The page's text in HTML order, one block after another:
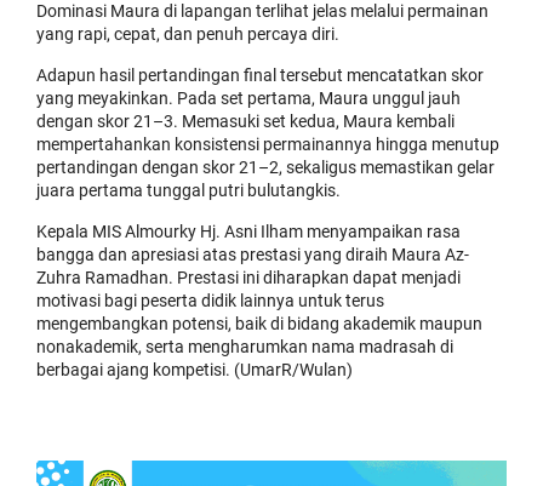
Dominasi Maura di lapangan terlihat jelas melalui permainan
yang rapi, cepat, dan penuh percaya diri.
Adapun hasil pertandingan final tersebut mencatatkan skor
yang meyakinkan. Pada set pertama, Maura unggul jauh
dengan skor 21–3. Memasuki set kedua, Maura kembali
mempertahankan konsistensi permainannya hingga menutup
pertandingan dengan skor 21–2, sekaligus memastikan gelar
juara pertama tunggal putri bulutangkis.
Kepala MIS Almourky Hj. Asni Ilham menyampaikan rasa
bangga dan apresiasi atas prestasi yang diraih Maura Az-
Zuhra Ramadhan. Prestasi ini diharapkan dapat menjadi
motivasi bagi peserta didik lainnya untuk terus
mengembangkan potensi, baik di bidang akademik maupun
nonakademik, serta mengharumkan nama madrasah di
berbagai ajang kompetisi. (UmarR/Wulan)